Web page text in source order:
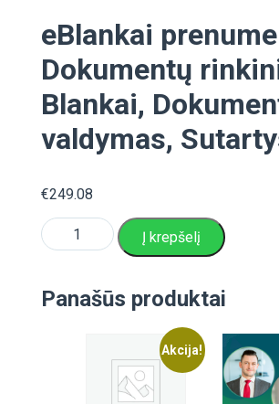
eBlankai
Dokumentų
Blankai,
valdymas,
€249.08
produkto
kiekis:
Dokumentų
rinkiniai:
Į krepšelį
Panašūs produktai
Akcija!